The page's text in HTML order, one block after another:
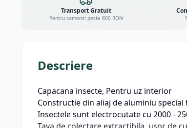
Transport Gratuit
Pentru comenzi peste 800 RON
Descriere
Capacana insecte, Pentru uz interior
Constructie din aliaj de aluminiu
Insectele sunt electrocutate cu 2000 -